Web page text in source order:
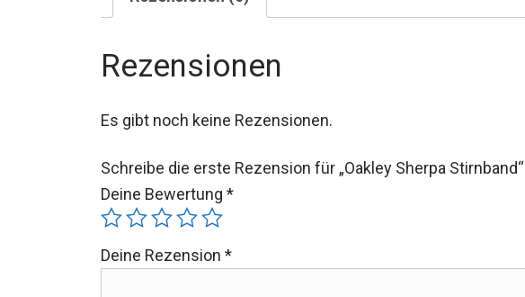
Rezensionen
Es gibt noch keine Rezensionen.
Schreibe die erste Rezension für „Oakley Sherpa Stirnband“
Deine Bewertung *
Deine Rezension *